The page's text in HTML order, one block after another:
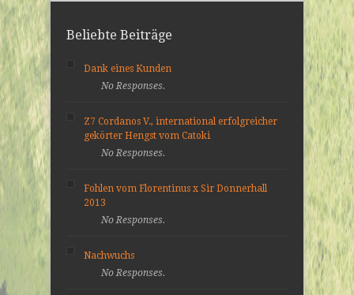
Beliebte Beiträge
Dank eines Kunden
No Responses.
Z7 Cordanos V., international erfolgreicher
gekörter Hengst vom Catoki
No Responses.
Fohlen vom Florentinus x Sir Donnerhall
2013
No Responses.
Nachwuchs
No Responses.